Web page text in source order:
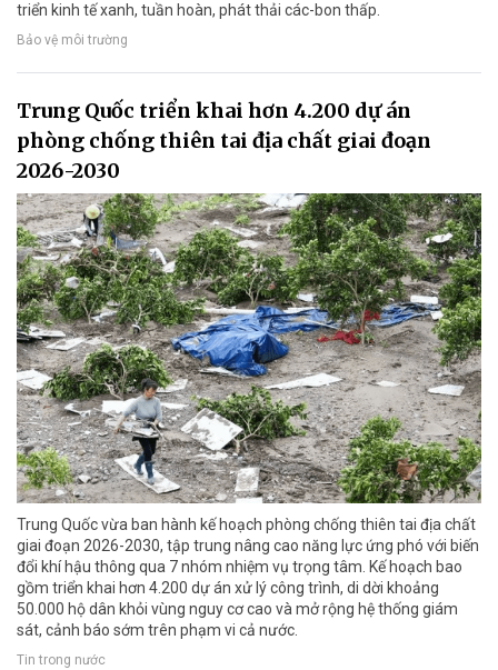
triển kinh tế xanh, tuần hoàn, phát thải các-bon thấp.
Bảo vệ môi trường
Trung Quốc triển khai hơn 4.200 dự án
phòng chống thiên tai địa chất giai đoạn
2026-2030
Trung Quốc vừa ban hành kế hoạch phòng chống thiên tai địa chất
giai đoạn 2026-2030, tập trung nâng cao năng lực ứng phó với biến
đổi khí hậu thông qua 7 nhóm nhiệm vụ trọng tâm. Kế hoạch bao
gồm triển khai hơn 4.200 dự án xử lý công trình, di dời khoảng
50.000 hộ dân khỏi vùng nguy cơ cao và mở rộng hệ thống giám
sát, cảnh báo sớm trên phạm vi cả nước.
Tin trong nước